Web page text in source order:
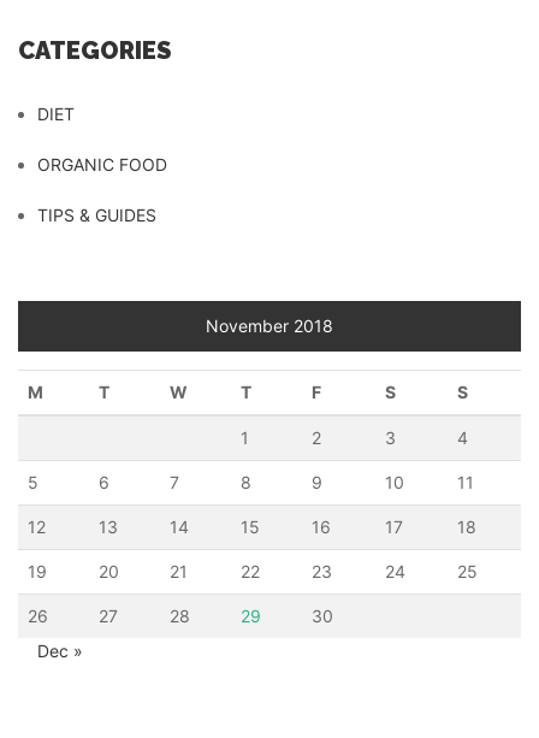
CATEGORIES
DIET
ORGANIC FOOD
TIPS & GUIDES
November 2018
M T W T F S S
1 2 3 4
5 6 7 8 9 10 11
12 13 14 15 16 17 18
19 20 21 22 23 24 25
26 27 28 29
30
Dec »